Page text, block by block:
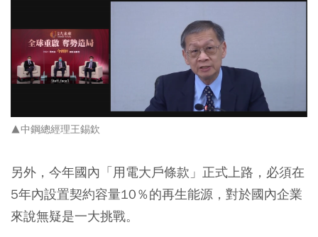
▲​中鋼總經理王錫欽
另外，今年國內「用電大戶條款」正式上路，必須在
5年內設置契約容量10％的再生能源，對於國內企業
來說無疑是一大挑戰。